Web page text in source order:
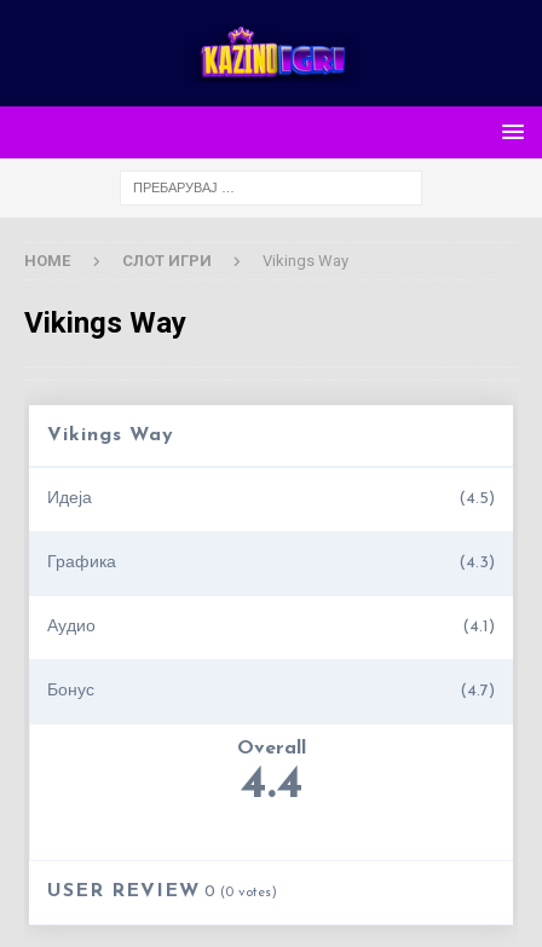
HOME СЛОТ ИГРИ Vikings Way
Vikings Way
Vikings Way
Идеја (4.5)
Графика (4.3)
Аудио (4.1)
Бонус (4.7)
Overall
4.4
USER REVIEW 0 (0 votes)